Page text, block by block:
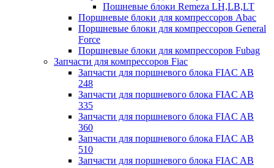
Пошневые блоки Remeza LH,LB,LT
Поршневые блоки для компрессоров Abac
Поршневые блоки для компрессоров General
Force
Поршневые блоки для компрессоров Fubag
Запчасти для компрессоров Fiac
Запчасти для поршневого блока FIAC AB
248
Запчасти для поршневого блока FIAC AB
335
Запчасти для поршневого блока FIAC AB
360
Запчасти для поршневого блока FIAC AB
510
Запчасти для поршневого блока FIAC AB